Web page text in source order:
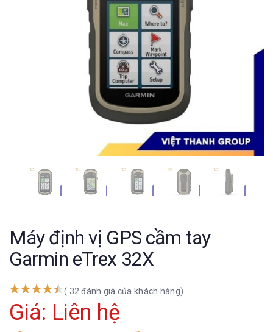
Máy định vị GPS cầm tay
Garmin eTrex 32X
( 32 đánh giá của khách hàng)
Giá: Liên hệ